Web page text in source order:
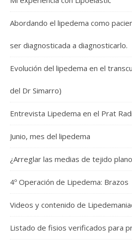
Abordando el lipedema como
ser diagnosticada a diagnosticarlo.
Evolución del lipedema en el
del Dr Simarro)
Entrevista Lipedema en el Prat
Junio, mes del lipedema
¿Arreglar las medias de tejido
4º Operación de Lipedema: Brazos
Videos y contenido de
Listado de fisios verificados para